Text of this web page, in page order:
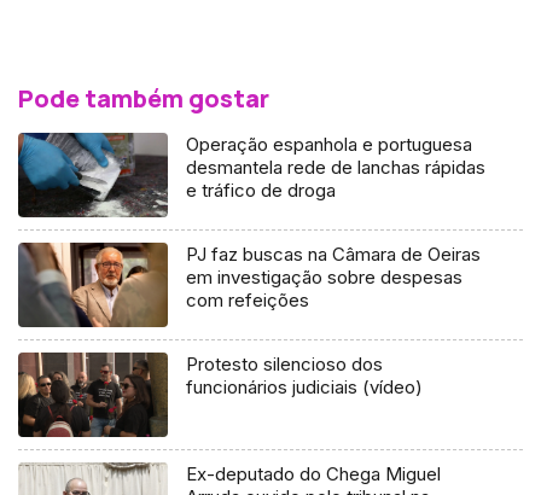
Pode também gostar
Operação espanhola e portuguesa
desmantela rede de lanchas rápidas
e tráfico de droga
PJ faz buscas na Câmara de Oeiras
em investigação sobre despesas
com refeições
Protesto silencioso dos
funcionários judiciais (vídeo)
Ex-deputado do Chega Miguel